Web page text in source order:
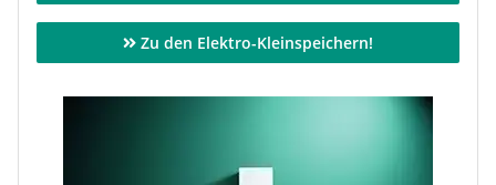
Zu den Elektro-Kleinspeichern!